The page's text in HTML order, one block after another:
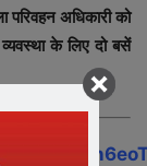
अधिकारी को
के लिए दो बसें